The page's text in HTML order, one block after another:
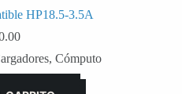
HP18.5-3.5A
, Cómputo